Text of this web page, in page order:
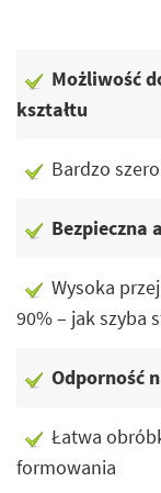
Możliwość
kształtu
Bardzo
Bezpieczna
Wysoka
90% – jak szyba
Odporność
Łatwa
formowania